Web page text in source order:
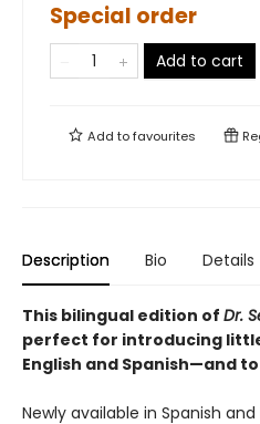
Special order
Add to cart
Add tofavourites
Description Bio Details
This bilingual edition of Dr.
perfect for introducing
English and Spanish—and
Newly available in Spanish